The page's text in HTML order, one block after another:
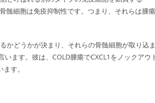
髄細胞は免疫抑制性です。つまり、それらは腫瘍
かどうかが決まり、それらの骨髄細胞が取り込ま
ます。彼は、COLD腫瘍でCXCL1をノックアウ
す。